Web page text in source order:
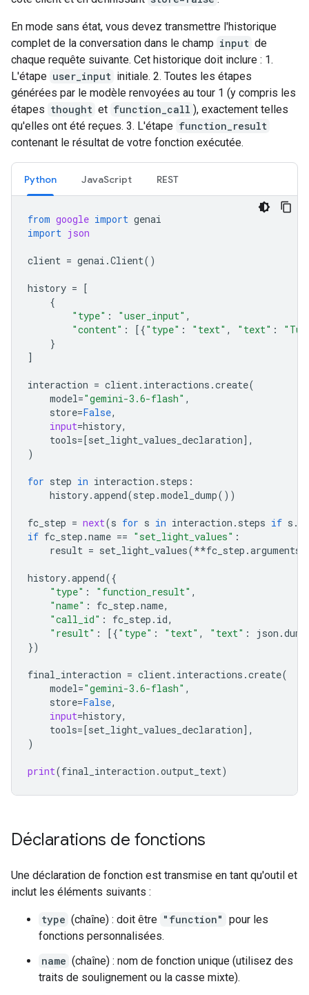
En mode sans état, vous devez transmettre l'historique
complet de la conversation dans le champ input de
chaque requête suivante. Cet historique doit inclure : 1.
L'étape user_input initiale. 2. Toutes les étapes
générées par le modèle renvoyées au tour 1 (y compris les
étapes thought et function_call ), exactement telles
qu'elles ont été reçues. 3. L'étape function_result
contenant le résultat de votre fonction exécutée.
Python JavaScript REST
from google import genai
import json
client = genai .Client()
history =
[
{
"type" : "user_input" ,
"content" : [{"type" : "text" , "text" :
}
]
interaction = client. interactions .create(
model="gemini-3.6-flash" ,
store=False,
input=history,
tools= [set_light_values_declaration],
)
for step in interaction . steps :
history.append(step .model_dump())
fc_step = next(s for s in interaction . steps if s .
if fc_step .name == "set_light_values" :
result = set_light_values(**fc_step .arguments
history.append({
"type" : "function_result" ,
"name" : fc_step .name,
"call_id" : fc_step . id,
"result" : [{"type" : "text" , "text" : json .
})
final_interaction = client. interactions .create(
model="gemini-3.6-flash" ,
store=False,
input=history,
tools= [set_light_values_declaration],
)
print(final_interaction .output_text)
Déclarations de fonctions
Une déclaration de fonction est transmise en tant qu'outil et
inclut les éléments suivants :
type (chaîne) : doit être "function" pour les
fonctions personnalisées.
name (chaîne) : nom de fonction unique (utilisez des
traits de soulignement ou la casse mixte).